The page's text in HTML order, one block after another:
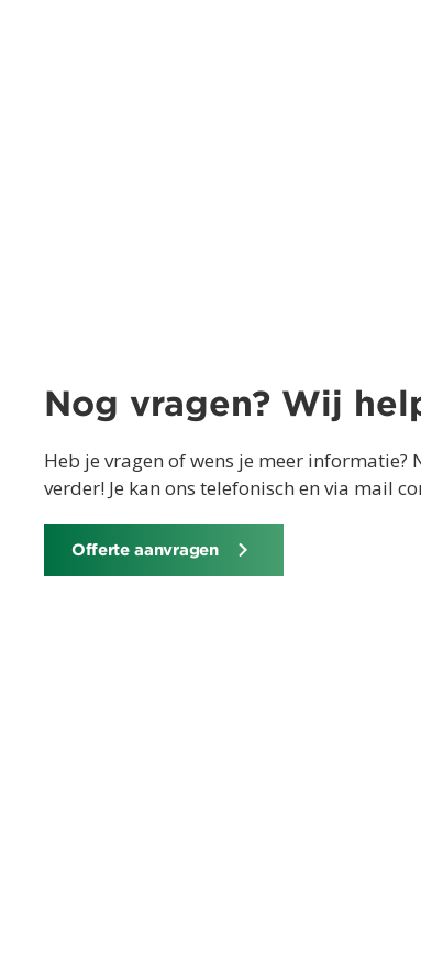
Nog vragen? Wij
Heb je vragen of wens je meer informatie?
verder! Je kan ons telefonisch en via mail
Offerte aanvragen